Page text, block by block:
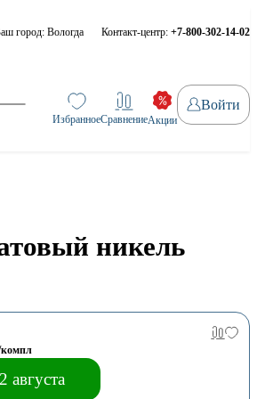
город: Вологда Контакт-центр: +7-800-302-14-02
ИзбранноеСравнениеАкции
Войти
никель
августа